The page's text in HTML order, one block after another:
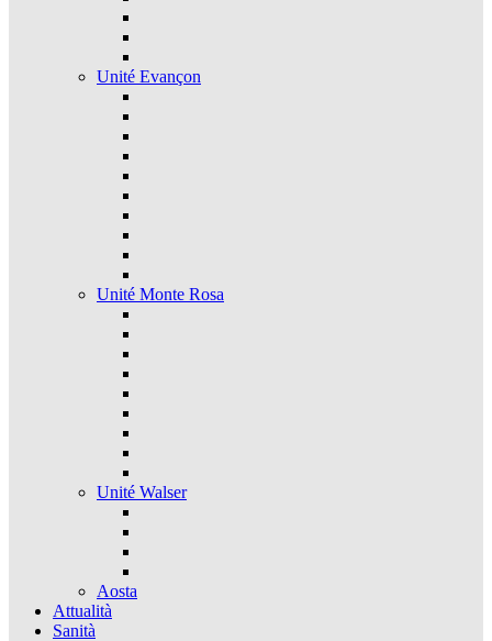
Unité Evançon
Unité Monte Rosa
Unité Walser
Aosta
Attualità
Sanità